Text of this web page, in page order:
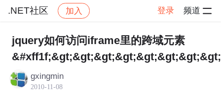
.NET社区 加入 登录 频道
社区 .NET社区 帖子详情
jquery如何访问iframe里的跨域元素
gxingmin
2010-11-08